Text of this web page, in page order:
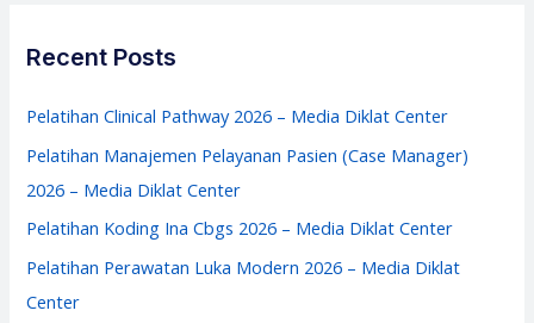
Diklat
f
o
r
Recent Posts
Pelatihan Clinical Pathway 2026 – Media Diklat Center
Pelatihan Manajemen Pelayanan Pasien (Case Manager)
2026 – Media Diklat Center
Pelatihan Koding Ina Cbgs 2026 – Media Diklat Center
Pelatihan Perawatan Luka Modern 2026 – Media Diklat
Center